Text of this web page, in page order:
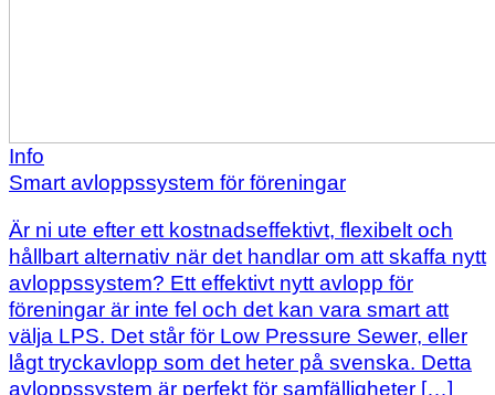
Info
Smart avloppssystem för föreningar
Är ni ute efter ett kostnadseffektivt, flexibelt och
hållbart alternativ när det handlar om att skaffa nytt
avloppssystem? Ett effektivt nytt avlopp för
föreningar är inte fel och det kan vara smart att
välja LPS. Det står för Low Pressure Sewer, eller
lågt tryckavlopp som det heter på svenska. Detta
avloppssystem är perfekt för samfälligheter […]